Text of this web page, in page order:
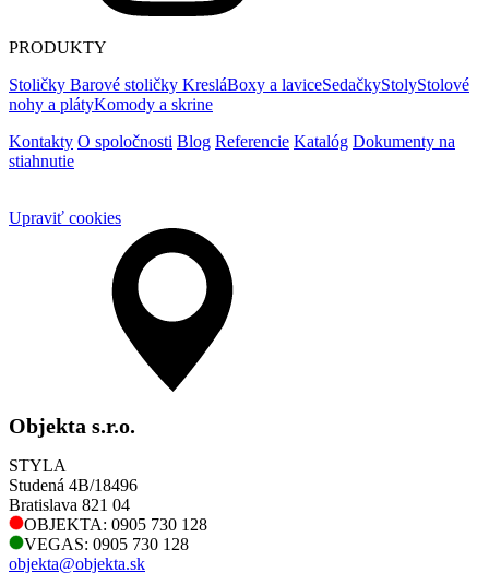
PRODUKTY
Stoličky Barové stoličky KresláBoxy a laviceSedačkyStolyStolové
nohy a plátyKomody a skrine
Kontakty O spoločnosti Blog Referencie Katalóg Dokumenty na
stiahnutie
Upraviť cookies
Objekta s.r.o.
STYLA
Studená 4B/18496
Bratislava 821 04
OBJEKTA: 0905 730 128
VEGAS: 0905 730 128
objekta@objekta.sk